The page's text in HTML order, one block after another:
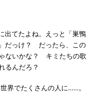
出てたよね。えっと「巣鴨
だっけ？ だったら、この
ないかな？ キミたちの歌
るんだろ？
界でたくさんの人に……。